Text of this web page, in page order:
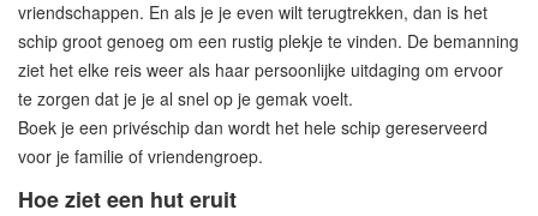
vriendschappen. En als je je even wilt terugtrekken, dan is het
schip groot genoeg om een rustig plekje te vinden. De bemanning
ziet het elke reis weer als haar persoonlijke uitdaging om ervoor
te zorgen dat je je al snel op je gemak voelt.
Boek je een privéschip dan wordt het hele schip gereserveerd
voor je familie of vriendengroep.
Hoe ziet een hut eruit